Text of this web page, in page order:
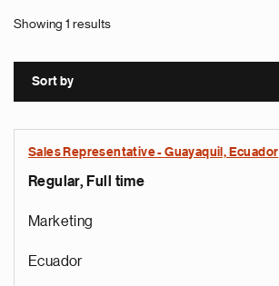
Showing 1 results
Sort by
Sales Representative - Guayaquil, Ecuador
Regular, Full time
Marketing
Ecuador